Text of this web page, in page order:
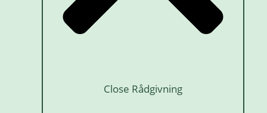
Close Rådgivning